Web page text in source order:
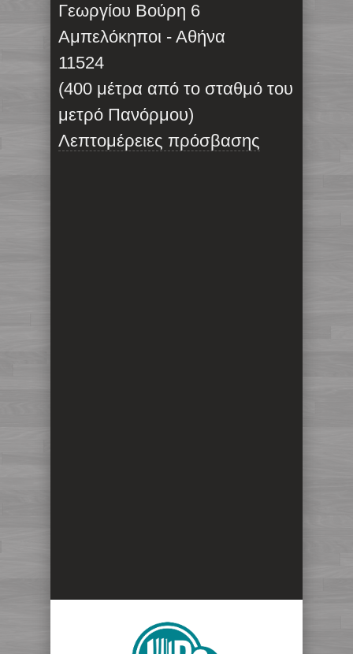
Γεωργίου Βούρη 6
Αμπελόκηποι - Αθήνα
11524
(400 μέτρα από το σταθμό του
μετρό Πανόρμου)
Λεπτομέρειες πρόσβασης